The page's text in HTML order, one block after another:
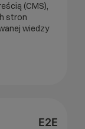
(CMS),
stron
wiedzy
E2E